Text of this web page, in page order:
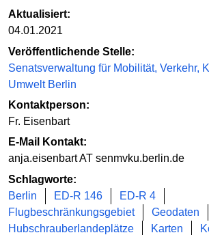
Aktualisiert:
04.01.2021
Veröffentlichende Stelle:
Senatsverwaltung für Mobilität, Verkehr,
Umwelt Berlin
Kontaktperson:
Fr. Eisenbart
E-Mail Kontakt:
anja.eisenbart AT senmvku.berlin.de
Schlagworte:
Berlin
ED-R 146
ED-R 4
Flugbeschränkungsgebiet
Geodaten
Hubschrauberlandeplätze
Karten